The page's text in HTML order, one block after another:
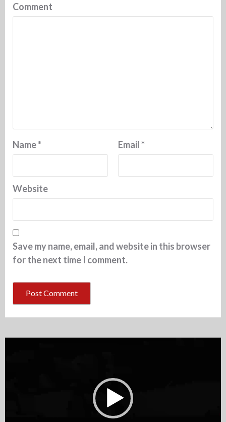
Comment
Name* Email*
Website
Save my name, email, and website in this browser
for the next time I comment.